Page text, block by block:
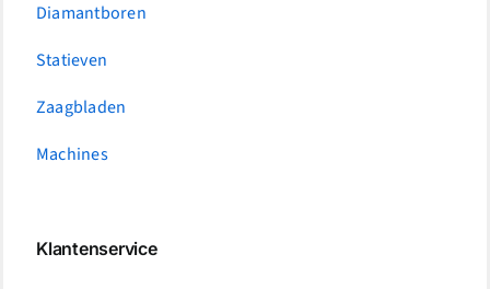
Diamantboren
Statieven
Zaagbladen
Machines
Klantenservice